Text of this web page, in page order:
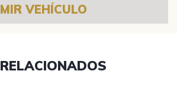
VEHÍCULO